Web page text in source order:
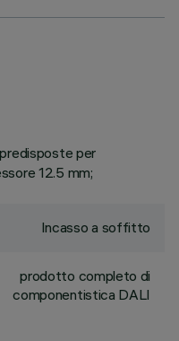
per
12.5 mm;
Incasso a soffitto
prodotto completo di
componentistica DALI